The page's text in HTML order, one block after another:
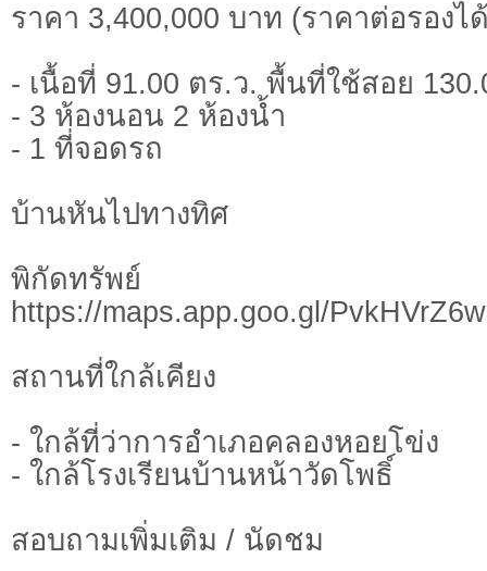
ราคา 3,400,000 บาท (ราคาต่อรองไ
- เนื้อที่ 91.00 ตร.ว. พื้นที่ใช้สอย
- 3 ห้องนอน 2 ห้องน้ำ
- 1 ที่จอดรถ
บ้านหันไปทางทิศ
พิกัดทรั
https://maps.app.goo.gl/
สถานที่ใกล้เคียง
- ใกล้ที่ว่าการอำเภอคลองหอยโข่ง
- ใกล้โรงเรียนบ้านหน้าวัดโพธิ์
สอบถามเพิ่มเติม / นัดชม